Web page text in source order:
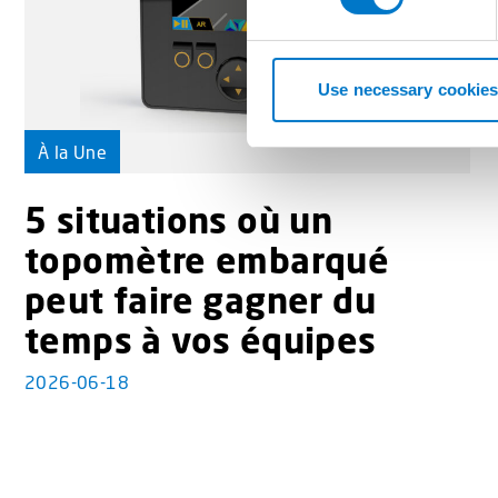
e
n
t
S
e
c
i
o
n
Use necessary
À la Une
5 situations où un
topomètre embarqué
peut faire gagner du
temps à vos équipes
2026-06-18